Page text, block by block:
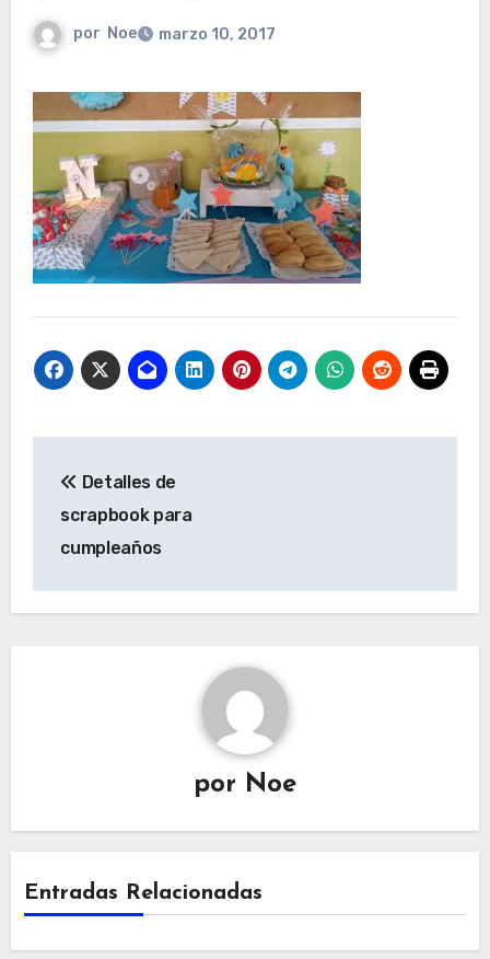
por Noe marzo 10, 2017
de
entradas
Detalles de
scrapbook para
cumpleaños
por Noe
Entradas Relacionadas